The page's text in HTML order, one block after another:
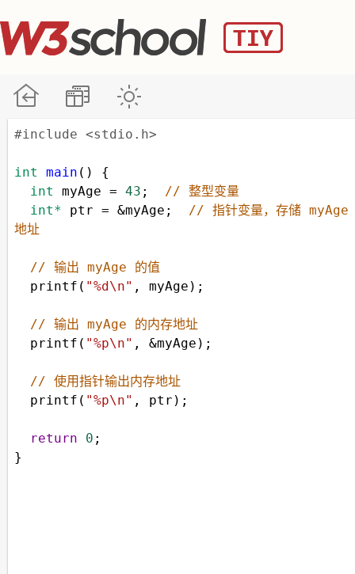
#include <stdio.h>
int main () {
int
myAge = 43 ; // 整型变量
int*
ptr = &myAge ; // 指针变量，存储 myAge
地址
// 输出 myAge 的值
printf ( "%d\n" , myAge );
// 输出 myAge 的内存地址
printf ( "%p\n" , &myAge );
// 使用指针输出内存地址
printf ( "%p\n" , ptr );
return 0 ;
}